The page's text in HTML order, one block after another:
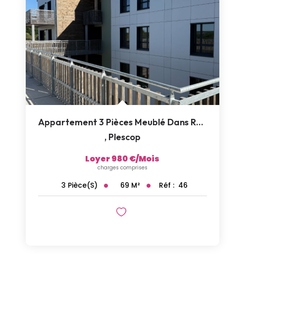
Appartement 3 Pièces Meublé Dans Résidence Neuve
, Plescop
Loyer 980 €/mois
charges comprises
3 Pièce(s) 69 M² Réf : 46